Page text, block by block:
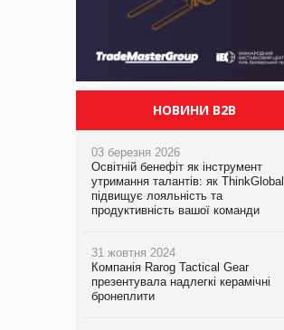
НОВИНИ B2B
03 березня 2026
Освітній бенефіт як інструмент
утримання талантів: як ThinkGlobal
підвищує лояльність та
продуктивність вашої команди
31 жовтня 2024
Компанія Rarog Tactical Gear
презентувала надлегкі керамічні
бронеплити